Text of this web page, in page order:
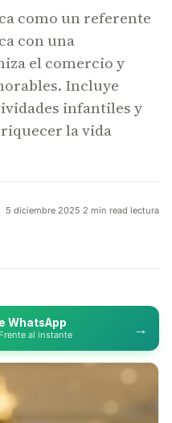
como un referente
con una
el comercio y
Incluye
infantiles y
la vida
5 diciembre 2025·2 min read lectura
WhatsApp
al instante →